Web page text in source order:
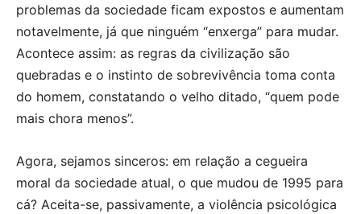
problemas da sociedade ficam expostos e aumentam
notavelmente, já que ninguém “enxerga” para mudar.
Acontece assim: as regras da civilização são
quebradas e o instinto de sobrevivência toma conta
do homem, constatando o velho ditado, “quem pode
mais chora menos”.
Agora, sejamos sinceros: em relação a cegueira
moral da sociedade atual, o que mudou de 1995 para
cá? Aceita-se, passivamente, a violência psicológica